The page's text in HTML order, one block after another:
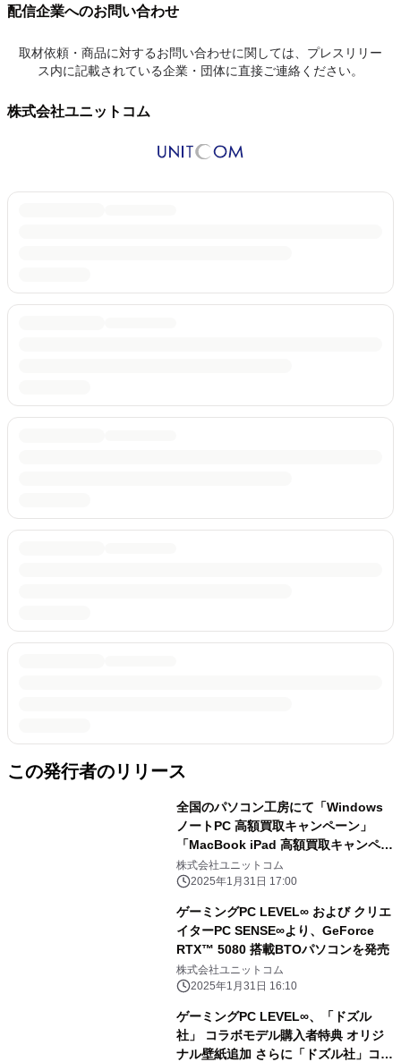
配信企業へのお問い合わせ
取材依頼・商品に対するお問い合わせに関しては、プレスリリー
ス内に記載されている企業・団体に直接ご連絡ください。
株式会社ユニットコム
この発行者のリリース
全国のパソコン工房にて「Windows
ノートPC 高額買取キャンペーン」
「MacBook iPad 高額買取キャンペー
ン」を 2月1日から2月28日まで期間限
定で同時開催！ 対象商品の買取が最終
の日」開催日なら更に10％増額！
株式会社ユニットコム
2025年1月31日 17:00
ゲーミングPC LEVEL∞ および クリエ
イターPC SENSE∞より、GeForce
RTX™ 5080 搭載BTOパソコンを発売
株式会社ユニットコム
2025年1月31日 16:10
ゲーミングPC LEVEL∞、「ドズル
社」 コラボモデル購入者特典 オリジ
ナル壁紙追加 さらに「ドズル社」コラ